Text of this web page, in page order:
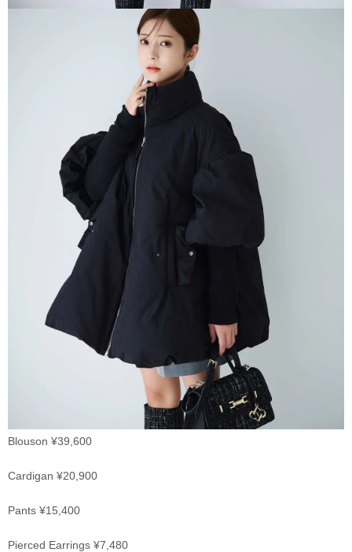
Blouson ¥39,600
Cardigan ¥20,900
Pants ¥15,400
Pierced Earrings ¥7,480